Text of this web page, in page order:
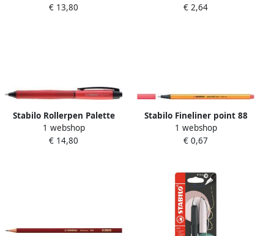
€ 13,80
€ 2,64
Stabilo Rollerpen Palette
268 40 medium rood
1 webshop
€ 14,80
Stabilo Fineliner point 88
040 fijn neon rood
1 webshop
€ 0,67